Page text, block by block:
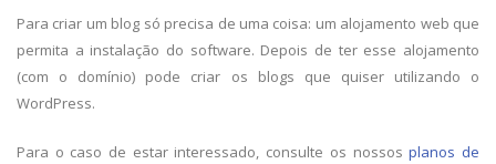
Para criar um blog só precisa de uma coisa: um alojamento web que
permita a instalação do software. Depois de ter esse alojamento
(com o domínio) pode criar os blogs que quiser utilizando o
WordPress.
Para o caso de estar interessado, consulte os nossosplanos de